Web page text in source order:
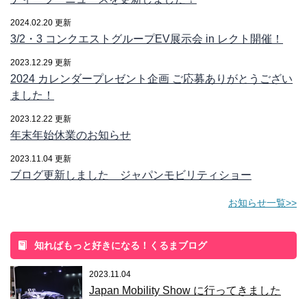
2024.02.20 更新
3/2・3 コンクエストグループEV展示会 in レクト開催！
2023.12.29 更新
2024 カレンダープレゼント企画 ご応募ありがとうござい
ました！
2023.12.22 更新
年末年始休業のお知らせ
2023.11.04 更新
ブログ更新しました ジャパンモビリティショー
お知らせ一覧>>
知ればもっと好きになる！くるまブログ
2023.11.04
Japan Mobility Show に行ってきました